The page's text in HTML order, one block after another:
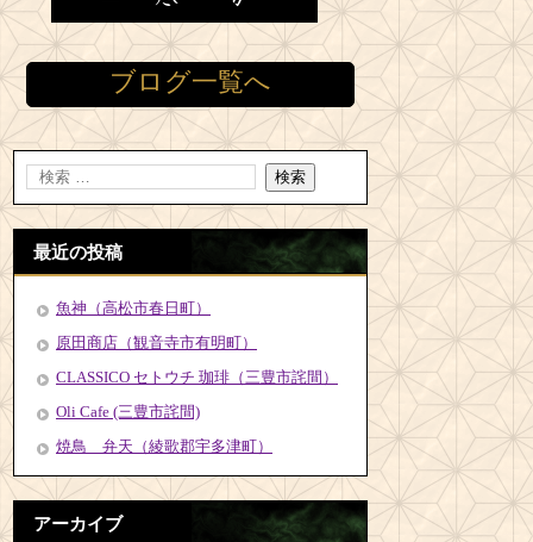
ブログ一覧へ
最近の投稿
魚神（高松市春日町）
原田商店（観音寺市有明町）
CLASSICO セトウチ 珈琲（三豊市詫間）
Oli Cafe (三豊市詫間)
焼鳥 弁天（綾歌郡宇多津町）
アーカイブ